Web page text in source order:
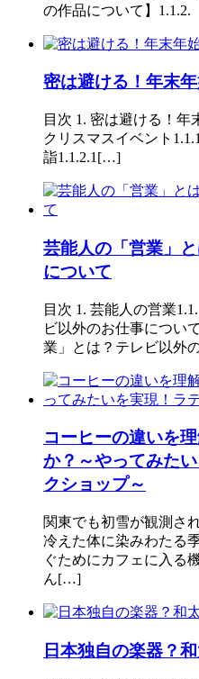
の作品について】
密は避ける！年末
目次 1. 密は避ける！年
クリスマスイベント
詣1.1.2.1[…]
芸能人の「営業」
について
目次 1. 芸能人の営業
ビ以外のお仕事につい
業」とは？テレビ以外
コーヒーの違いを
か？～やってみた
クショップ～
関東でも初雪が観測さ
冷えた体に染みわたる
ぐためにカフェに入る
ん[…]
日本独自の楽器？